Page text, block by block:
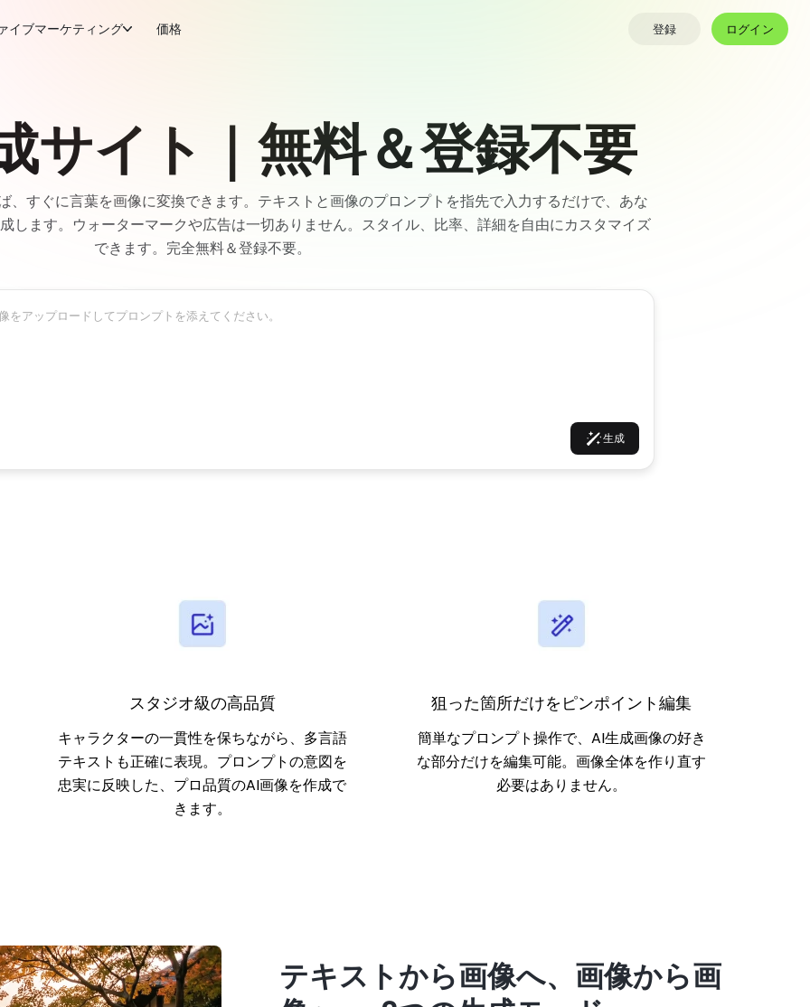
イブマーケティング 価格 登録 ログイン
サイト｜無料＆登録不要
すぐに言葉を画像に変換できます。テキストと画像のプロンプトを指先で入力するだけで、あな
します。ウォーターマークや広告は一切ありません。スタイル、比率、詳細を自由にカスタマイズ
できます。完全無料＆登録不要。
生成
スタジオ級の高品質
キャラクターの一貫性を保ちながら、多言語
テキストも正確に表現。プロンプトの意図を
忠実に反映した、プロ品質のAI画像を作成で
きます。
狙った箇所だけをピンポイント編集
簡単なプロンプト操作で、AI生成画像の好き
な部分だけを編集可能。画像全体を作り直す
必要はありません。
テキストから画像へ、画像から画